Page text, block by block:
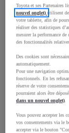
Toyota et ses Partenaires
nouvel onglet)utilisent
votre tablette, afin de
réaliser des statistiques
mesurer la performance
des fonctionnalités
Des cookies sont
automatiquement.
Pour une navigation
fonctionnels. En les
réserve de votre
pourraient alors être
dans un nouvel onglet).
Vous pouvez accepter les
vos consentements via le
accepter via le bouton